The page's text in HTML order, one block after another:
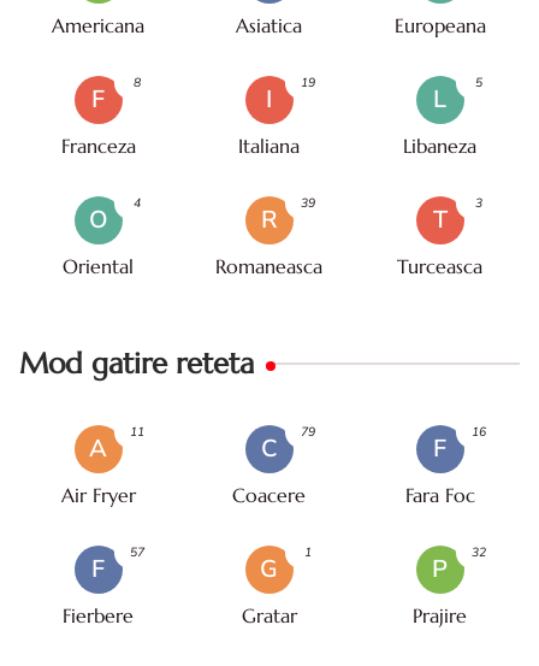
Americana Asiatica Europeana
F
Franceza
8
I
Italiana
19
L
Libaneza
5
O
Oriental
4
R
Romaneasca
39
T
Turceasca
3
Mod gatire reteta
A
Air Fryer
11
C
Coacere
79
F
Fara Foc
16
F
Fierbere
57
G
Gratar
1
P
Prajire
32